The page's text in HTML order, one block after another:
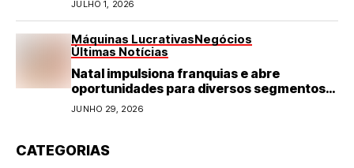
JULHO 1, 2026
Máquinas LucrativasNegócios
Últimas Notícias
Natal impulsiona franquias e abre
oportunidades para diversos segmentos
do varejo
JUNHO 29, 2026
CATEGORIAS